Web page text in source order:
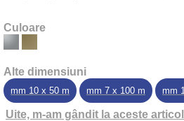
Culoare
Alte dimensiuni
mm 10 x 50 m mm 7 x 100 m mm
Uite, m-am gândit la aceste